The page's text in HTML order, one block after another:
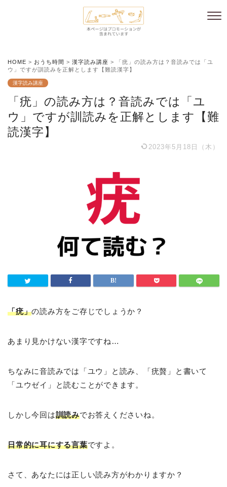
HOME > おうち時間 > 漢字読み講座 >
「疣」の読み方は？音読みでは「ユ
ウ」ですが訓読みを正解とします【難読漢字】
漢字読み講座
「疣」の読み方は？音読みでは「ユ
ウ」ですが訓読みを正解とします【難
読漢字】
2023年5月18日（木）
「疣」の読み方をご存じでしょうか？
あまり見かけない漢字ですね…
ちなみに音読みでは「ユウ」と読み、「疣贅」と書いて
「ユウゼイ」と読むことができます。
しかし今回は訓読みでお答えくださいね。
日常的に耳にする言葉ですよ。
さて、あなたには正しい読み方がわかりますか？